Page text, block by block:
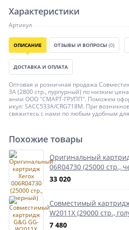
Характеристики
Артикул
ОПИСАНИЕ ОТЗЫВЫ И ВОПРОСЫ (0)
ДОСТАВКА И ОПЛАТА
Оптовая и розничная продажа
3A (2800 стр., пурпурный) по низким
ании ООО "СМАРТ-ГРУПП". Поможем
икул: SACC533A/CRG718M. При
свяжитесь с нами по любым удобным
Похожие товары
Оригинальный
06R04730 (25000 стр.,
33 020
Совместимый
W2011X (29000 стр.,
7 480